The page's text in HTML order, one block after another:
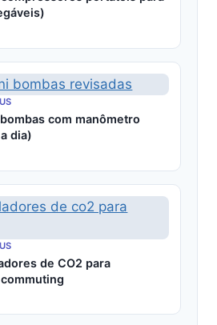
com manômetro
dia)
de CO2 para